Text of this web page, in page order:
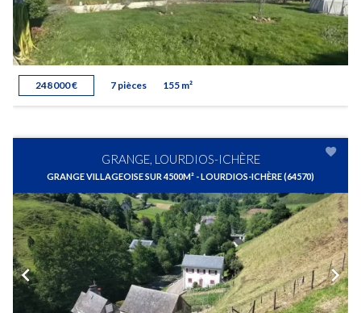
248 000 € 7 pièces 155 m²
GRANGE, LOURDIOS-ICHÈRE
GRANGE VILLAGEOISE SUR 4500M² - LOURDIOS-ICHÈRE (64570)